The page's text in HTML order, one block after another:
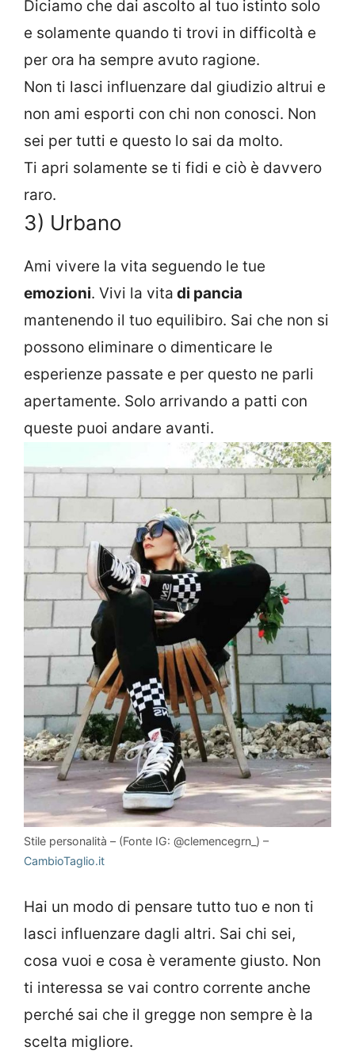
Diciamo che dai ascolto al tuo istinto solo
e solamente quando ti trovi in difficoltà e
per ora ha sempre avuto ragione.
Non ti lasci influenzare dal giudizio altrui e
non ami esporti con chi non conosci. Non
sei per tutti e questo lo sai da molto.
Ti apri solamente se ti fidi e ciò è davvero
raro.
3) Urbano
Ami vivere la vita seguendo le tue
emozioni. Vivi la vita di pancia
mantenendo il tuo equilibiro. Sai che non si
possono eliminare o dimenticare le
esperienze passate e per questo ne parli
apertamente. Solo arrivando a patti con
queste puoi andare avanti.
Stile personalità – (Fonte IG: @clemencegrn_) –
CambioTaglio.it
Hai un modo di pensare tutto tuo e non ti
lasci influenzare dagli altri. Sai chi sei,
cosa vuoi e cosa è veramente giusto. Non
ti interessa se vai contro corrente anche
perché sai che il gregge non sempre è la
scelta migliore.